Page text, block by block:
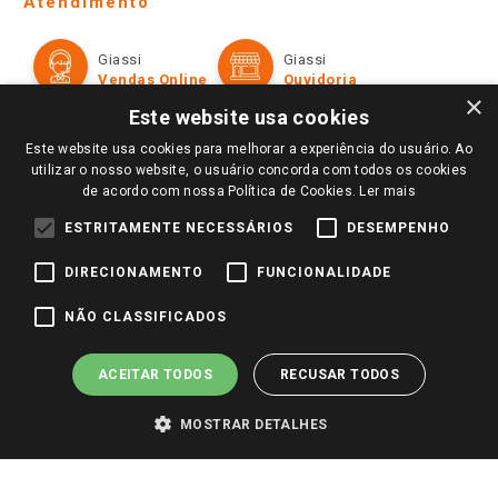
Televendas
Perguntas frequentes
Trabalhe Conosco
Identidade Visual
Formas de Pagamento
Políticas de entrega
Trocas e Devoluções
Giassi
Vendas Online
Giassi
Ouvidoria
Redes Sociais
Pagamento e Segurança
×
Este website usa cookies
Este website usa cookies para melhorar a experiência do usuário. Ao
utilizar o nosso website, o usuário concorda com todos os cookies
de acordo com nossa Política de Cookies. Ler mais
ESTRITAMENTE NECESSÁRIOS DESEMPENHO
DIRECIONAMENTO FUNCIONALIDADE
NÃO CLASSIFICADOS
ACEITAR TODOS RECUSAR TODOS
MOSTRAR DETALHES